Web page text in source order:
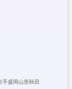
手盛岡山形秋田